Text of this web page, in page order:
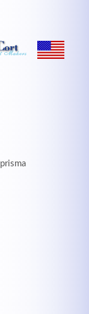
adipiscing
dolor.
adipiscing
dolor.